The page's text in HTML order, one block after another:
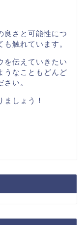
良さと可能性につ
触れています。
を伝えていきたい
うなこともどんど
い。
しょう！